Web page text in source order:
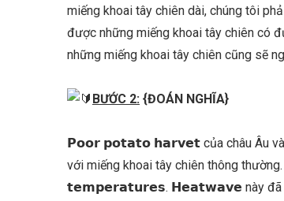
miếng khoai tây chiên dài, chúng tôi
được những miếng khoai tây chiên có
những miếng khoai tây chiên cũng sẽ
BƯỚC 2: {ĐOÁN NGHĨA}
𝗣𝗼𝗼𝗿 𝗽𝗼𝘁𝗮𝘁𝗼 𝗵𝗮𝗿𝘃𝗲𝘁 của châu Âu
với miếng khoai tây chiên thông
𝘁𝗲𝗺𝗽𝗲𝗿𝗮𝘁𝘂𝗿𝗲𝘀. 𝗛𝗲𝗮𝘁𝘄𝗮𝘃𝗲 này đã